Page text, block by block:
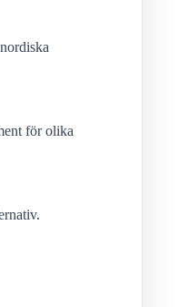
för olika